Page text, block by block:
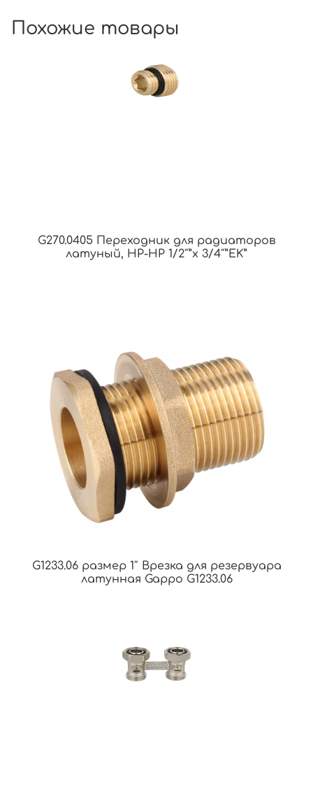
Похожие товары
G270.0405 Переходник для радиаторов
латуный, НР-НР 1/2″”x 3/4″”EK”
G1233.06 размер 1″ Врезка для резервуара
латунная Gappo G1233.06